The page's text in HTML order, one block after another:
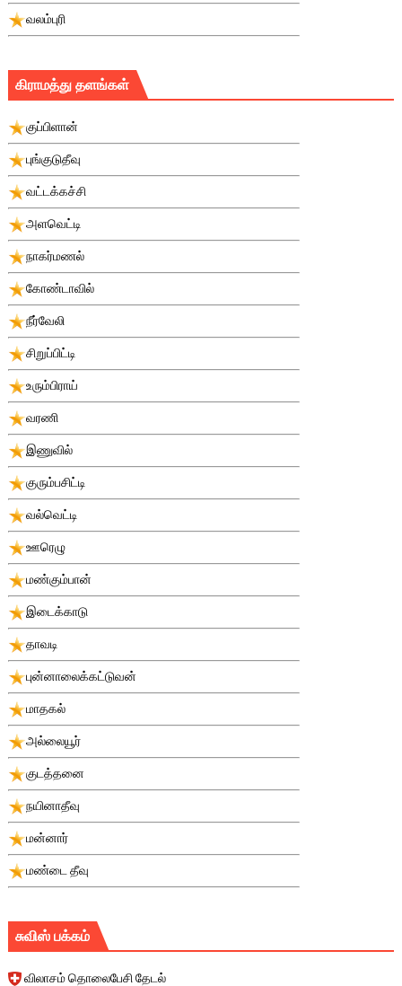
வலம்புரி
கிராமத்து தளங்கள்
குப்பிளான்
புங்குடுதீவு
வட்டக்கச்சி
அளவெட்டி
நாகர்மணல்
கோண்டாவில்
நீர்வேலி
சிறுப்பிட்டி
உரும்பிராய்
வரணி
இணுவில்
குரும்பசிட்டி
வல்வெட்டி
ஊரெழு
மண்கும்பான்
இடைக்காடு
தாவடி
புன்னாலைக்கட்டுவன்
மாதகல்
அல்லையூர்
குடத்தனை
நயினாதீவு
மன்னார்
மண்டை தீவு
சுவிஸ் பக்கம்
விலாசம் தொலைபேசி தேடல்